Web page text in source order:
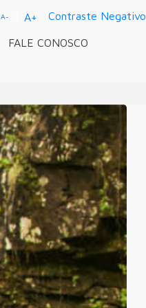
FALE CONOSCO
A- A+ Contraste Negativo